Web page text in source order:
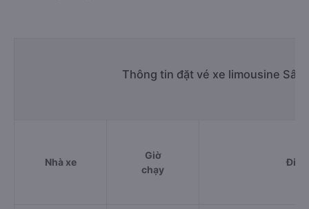
Thông tin đặt vé xe limousine Sân
Nhà xe
Giờ
chạy